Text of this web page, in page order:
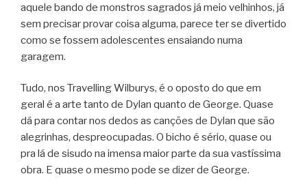
aquele bando de monstros sagrados já meio velhinhos, já
sem precisar provar coisa alguma, parece ter se divertido
como se fossem adolescentes ensaiando numa
garagem.
Tudo, nos Travelling Wilburys, é o oposto do que em
geral é a arte tanto de Dylan quanto de George. Quase
dá para contar nos dedos as canções de Dylan que são
alegrinhas, despreocupadas. O bicho é sério, quase ou
pra lá de sisudo na imensa maior parte da sua vastíssima
obra. E quase o mesmo pode se dizer de George.